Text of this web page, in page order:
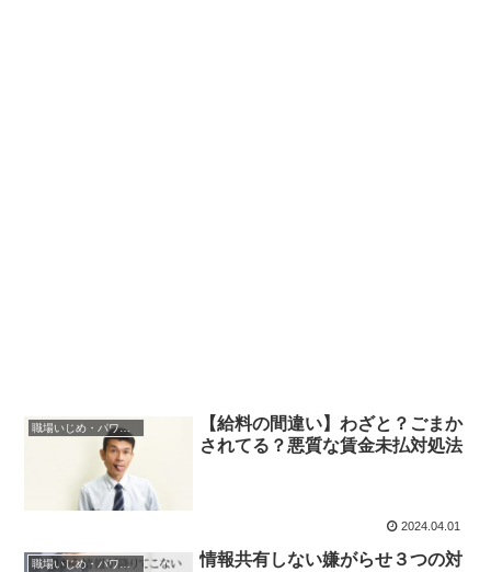
職場いじめ・パワハラ
【給料の間違い】わざと？ごまか
されてる？悪質な賃金未払対処法
2024.04.01
情報共有しない嫌がらせ３つの対